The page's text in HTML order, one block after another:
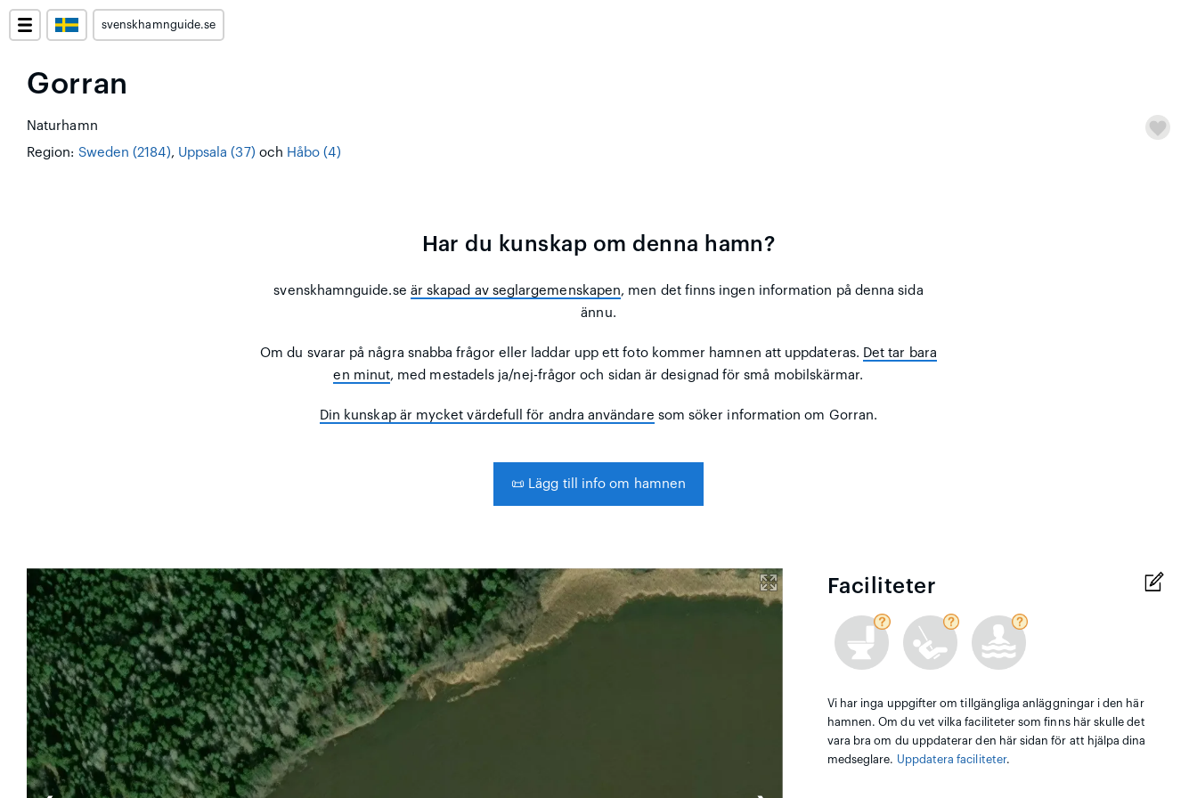
svenskhamnguide.se
Gorran
Naturhamn
Region: Sweden (2184), Uppsala (37) och Håbo (4)
Har du kunskap om denna hamn?
svenskhamnguide.se är skapad av seglargemenskapen, men det finns ingen information på denna sida
ännu.
Om du svarar på några snabba frågor eller laddar upp ett foto kommer hamnen att uppdateras. Det tar bara
en minut, med mestadels ja/nej-frågor och sidan är designad för små mobilskärmar.
Din kunskap är mycket värdefull för andra användare som söker information om Gorran.
📜 Lägg till info om hamnen
Faciliteter
Vi har inga uppgifter om tillgängliga anläggningar i den här
hamnen. Om du vet vilka faciliteter som finns här skulle det
vara bra om du uppdaterar den här sidan för att hjälpa dina
medseglare. Uppdatera faciliteter.